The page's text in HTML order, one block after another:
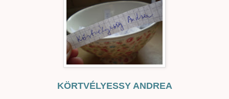
KÖRTVÉLYESSY ANDREA